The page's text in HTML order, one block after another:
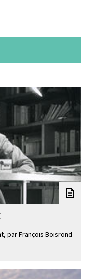
par François Boisrond